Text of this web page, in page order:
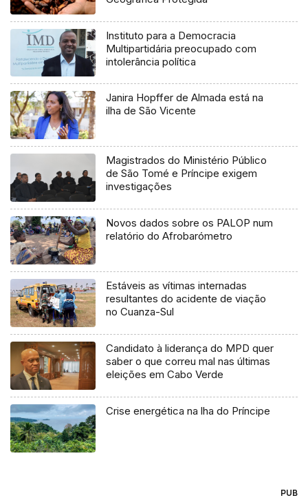
Instituto para a Democracia
Multipartidária preocupado com
intolerância política
Janira Hopffer de Almada está na
ilha de São Vicente
Magistrados do Ministério Público
de São Tomé e Príncipe exigem
investigações
Novos dados sobre os PALOP num
relatório do Afrobarómetro
Estáveis as vítimas internadas
resultantes do acidente de viação
no Cuanza-Sul
Candidato à liderança do MPD quer
saber o que correu mal nas últimas
eleições em Cabo Verde
Crise energética na lha do Príncipe
PUB